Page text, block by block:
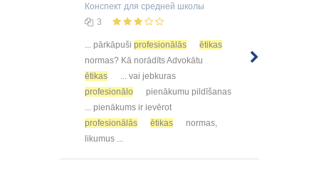
Конспект для средней школы
3
... pārkāpuši profesionālās
ētikas
normas? Kā norādīts Advokātu
ētikas
... vai jebkuras
profesionālo
pienākumu pildīšanas
... pienākums ir ievērot
profesionālās
ētikas
normas,
likumus ...